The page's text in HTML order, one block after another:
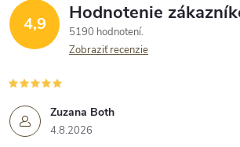
4,9 Hodnotenie
5190 hodnotení
Zobraziť recenzie
Zuzana Both
4.8.2026